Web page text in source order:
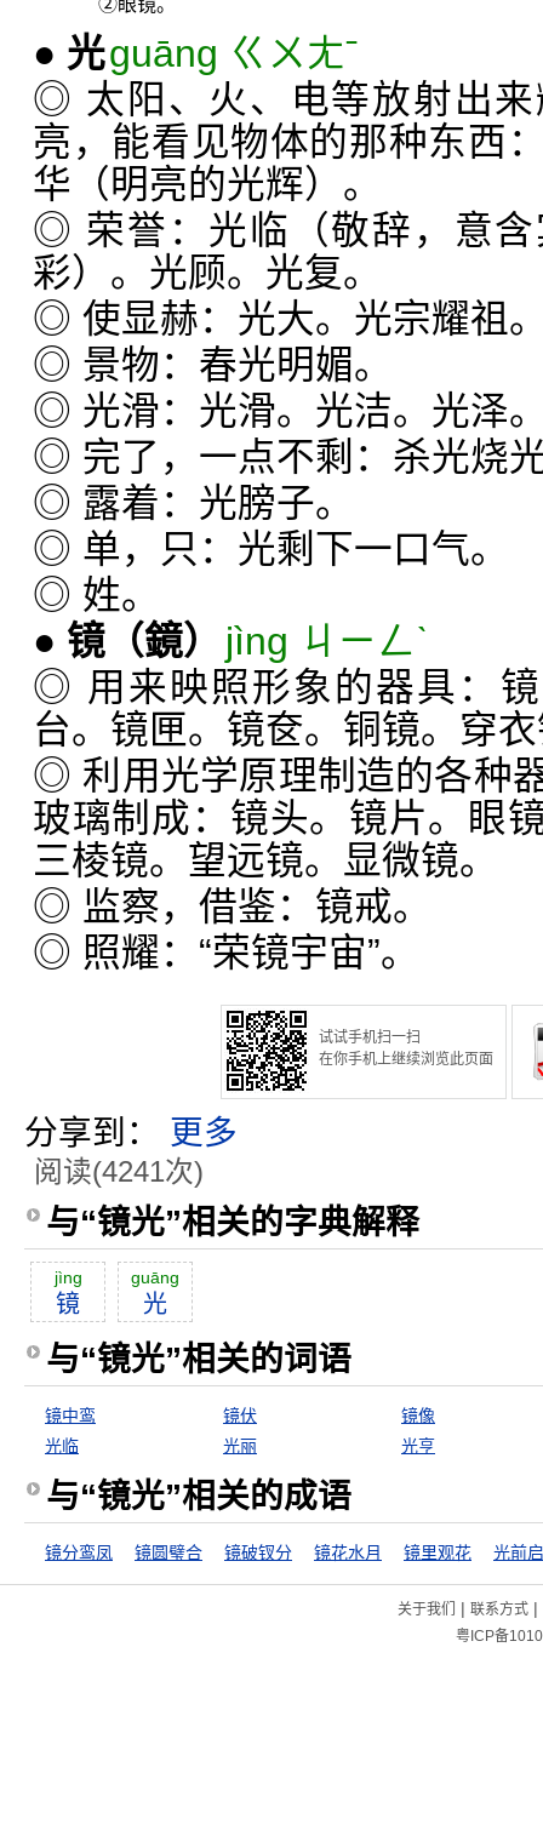
②眼镜。
● 光guāng ㄍㄨㄤˉ
◎ 太阳、火、电等放射出
亮，能看见物体的那种东西
华（明亮的光辉）。
◎ 荣誉：光临（敬辞，意
彩）。光顾。光复。
◎ 使显赫：光大。光宗耀祖
◎ 景物：春光明媚。
◎ 光滑：光滑。光洁。光泽
◎ 完了，一点不剩：杀光烧
◎ 露着：光膀子。
◎ 单，只：光剩下一口气。
◎ 姓。
● 镜 （鏡）
jìng ㄐㄧㄥˋ
◎ 用来映照形象的器具：镜
台。镜匣。镜奁。铜镜。穿
◎ 利用光学原理制造的各种
玻璃制成：镜头。镜片。眼
三棱镜。望远镜。显微镜。
◎ 监察，借鉴：镜戒。
◎ 照耀：“荣镜宇宙”。
试试手机扫一扫
在你手机上继续浏览此页面
分享到： 更多
阅读(4241次)
与“镜光”相关的字典解释
jìng
镜
guāng
光
与“镜光”相关的词语
镜中鸾 镜伏
镜像
光临
光丽 光亨
与“镜光”相关的成语
镜分鸾凤 镜圆璧合 镜破钗分 镜花水月 镜里观花 光前
关于我们 | 联系方式|
粤ICP备